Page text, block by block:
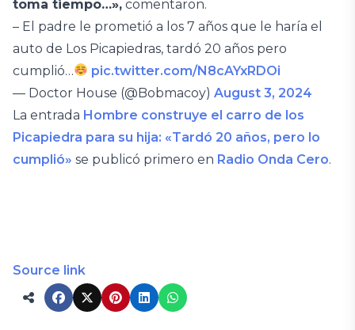
toma tiempo…», comentaron.
– El padre le prometió a los 7 años que le haría el
auto de Los Picapiedras, tardó 20 años pero
cumplió…
pic.twitter.com/N8cAYxRDOi
— Doctor House (@Bobmacoy) August 3, 2024
La entrada Hombre construye el carro de los
Picapiedra para su hija: «Tardó 20 años, pero lo
cumplió» se publicó primero en Radio Onda Cero.
Source link